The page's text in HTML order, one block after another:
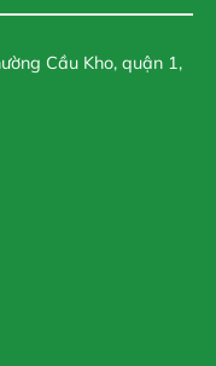
Cầu Kho, quận 1,